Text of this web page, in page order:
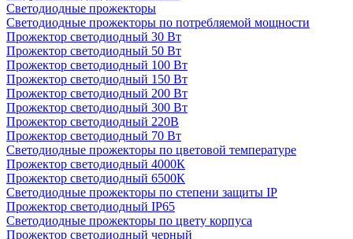
Светодиодные прожекторы
Светодиодные прожекторы по потребляемой мощности
Прожектор светодиодный 30 Вт
Прожектор светодиодный 50 Вт
Прожектор светодиодный 100 Вт
Прожектор светодиодный 150 Вт
Прожектор светодиодный 200 Вт
Прожектор светодиодный 300 Вт
Прожектор светодиодный 220В
Прожектор светодиодный 70 Вт
Светодиодные прожекторы по цветовой температуре
Прожектор светодиодный 4000К
Прожектор светодиодный 6500К
Светодиодные прожекторы по степени защиты IP
Прожектор светодиодный IP65
Светодиодные прожекторы по цвету корпуса
Прожектор светодиодный черный